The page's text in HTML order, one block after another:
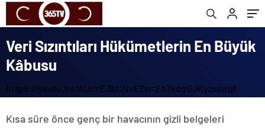
Veri Sızıntıları Hükümetlerin En Büyük
Kâbusu
https://youtu.be/A0rmE3hUNvE?si=2A7kdgGJKyzopeqf
Kısa süre önce genç bir havacının gizli belgeleri